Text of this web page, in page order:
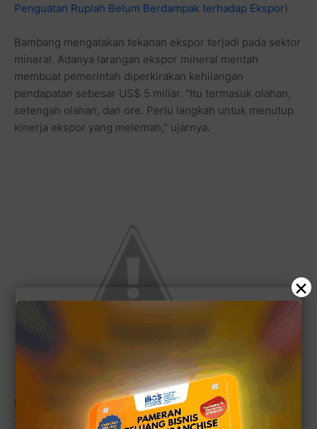
Penguatan Rupiah Belum Berdampak terhadap Ekspor)
Bambang mengatakan tekanan ekspor terjadi pada sektor
mineral. Adanya larangan ekspor mineral mentah
membuat pemerintah diperkirakan kehilangan
pendapatan sebesar US$ 5 miliar. "Itu termasuk olahan,
setengah olahan, dan ore. Perlu langkah untuk menutup
kinerja ekspor yang melemah," ujarnya.
H.M. Pariyo Kartoutomo dgn latar belakang komoditi ekspor gunung batu zeolite
Berdasarkan catatan perdagangan pada kuartal terakhir
2013, banyak pihak mengira surplus yang terjadi
×